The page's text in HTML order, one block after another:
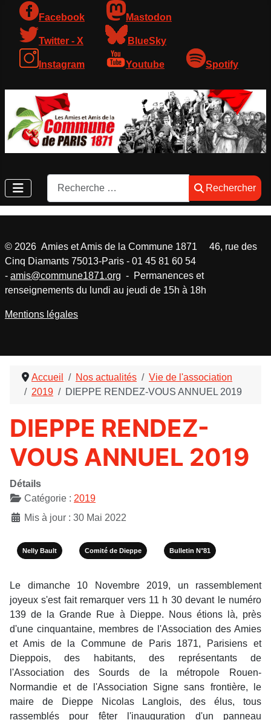
Facebook Mastodon
Twitter - X BlueSky
Instagram Youtube Spotify
Rechercher
Rechercher
Accueil Nos actualités
Vie de l'association
2019
DIEPPE RENDEZ-VOUS ANNUEL 2019
DIEPPE RENDEZ-
VOUS ANNUEL 2019
Détails
Catégorie : 2019
Mis à jour : 30 Mai 2022
Nelly Bault Comité de Dieppe Bulletin N°81
Le dimanche 10 Novembre 2019, un rassemblement
joyeux s'est fait remarquer vers 11 h 30 devant le numéro
139 de la Grande Rue à Dieppe. Nous étions là, près
d'une cinquantaine, membres de l'Association des Amies
et Amis de la Commune de Paris 1871, Parisiens et
Dieppois, des habitants, des représentants de
l'Association des Sourds de la métropole Rouen-
Normandie et de l'Association Signe sans frontière, le
maire de Dieppe Nicolas Langlois, des élus, tous
rassemblés pour fêter l'inauguration d'un panneau
© 2026 Amies et Amis de la Commune 1871 46, rue des
Cinq Diamants 75013-Paris - 01 45 81 60 54
- amis@commune1871.org - Permanences et
renseignements du lundi au jeudi de 15h à 18h
Mentions légales